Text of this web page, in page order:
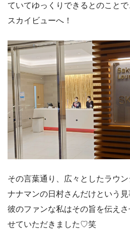
ていてゆっくりできるとのこと
スカイビューへ！
その言葉通り、広々としたラウ
ナナマンの日村さんだけという見
彼のファンな私はその旨を伝え
せていただきました♡笑